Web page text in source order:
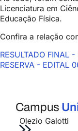
Licenciatura em
Educação Física.
Confira a relação
RESULTADO FINAL
RESERVA - EDITAL
Campus
Olezio Galotti